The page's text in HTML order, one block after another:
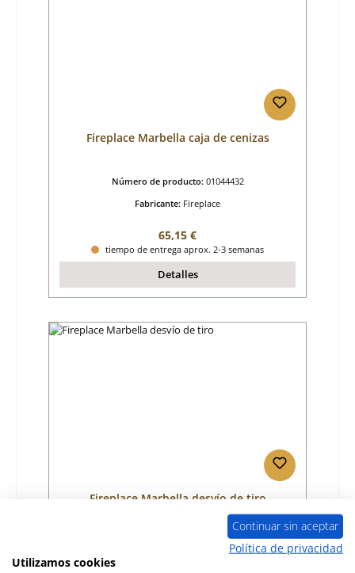
Fireplace Marbella caja de cenizas
Número de producto: 01044432
Fabricante: Fireplace
Precio normal:
65,15 €
tiempo de entrega aprox. 2-3 semanas
Detalles
Fireplace Marbella desvío de tiro
01045424
Continuar sin aceptar
Política de privacidad
Utilizamos cookies